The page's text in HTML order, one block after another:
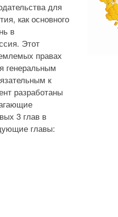
для
как основного
в
Этот
правах
генеральным
к
разработаны
3 глав в
главы: